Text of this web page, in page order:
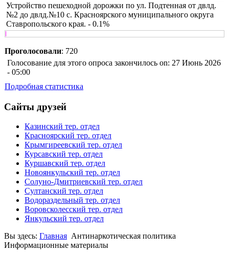
Устройство пешеходной дорожки по ул. Подтенная от двлд.
№2 до двлд.№10 с. Красноярского муниципального округа
Ставропольского края. - 0.1%
Проголосовали: 720
Голосование для этого опроса закончилось on: 27 Июнь 2026
- 05:00
Подробная статистика
Сайты друзей
Казинский тер. отдел
Красноярский тер. отдел
Крымгиреевский тер. отдел
Курсавский тер. отдел
Куршавский тер. отдел
Новоянкульский тер. отдел
Солуно-Дмитриевский тер. отдел
Султанский тер. отдел
Водораздельный тер. отдел
Воровсколесский тер. отдел
Янкульский тер. отдел
Вы здесь: Главная Антинаркотическая политика
Информационные материалы